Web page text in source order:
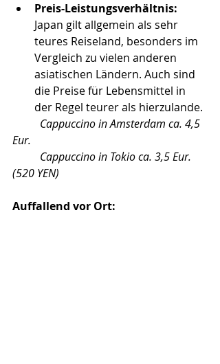
Preis-Leistungsverhältnis:
Japan gilt allgemein als sehr
teures Reiseland, besonders im
Vergleich zu vielen anderen
asiatischen Ländern. Auch sind
die Preise für Lebensmittel in
der Regel teurer als hierzulande.
Cappuccino in Amsterdam ca. 4,5
Eur.
(520 YEN)
Auffallend vor Ort: